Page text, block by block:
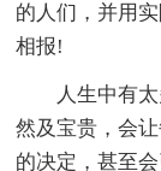
的人们，并用
相报!
人生中有
然及宝贵，会
的决定，甚至